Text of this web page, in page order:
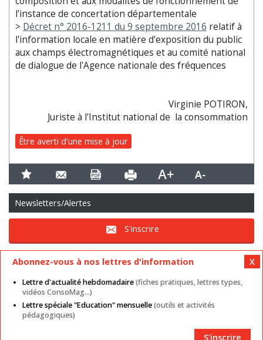
l'instance de concertation départementale
> Décret n° 2016-1211 du 9 septembre 2016 relatif à
l'information locale en matière d'exposition du public
aux champs électromagnétiques et au comité national
de dialogue de l'Agence nationale des fréquences
Virginie POTIRON,
Juriste à l'Institut national de la consommation
Être averti d'une mise à jour
Newsletters/Alertes
S'inscrire
Mentions légales Nos autres sites CGU
Données personnelles
Abonnez-vous à nos lettres d'information
Lettre d'actualité hebdomadaire(fiches pratiques, lettres types,
vidéos ConsoMag...)
Lettre spéciale "Education" mensuelle(outils et activités
pédagogiques)
S'inscrire